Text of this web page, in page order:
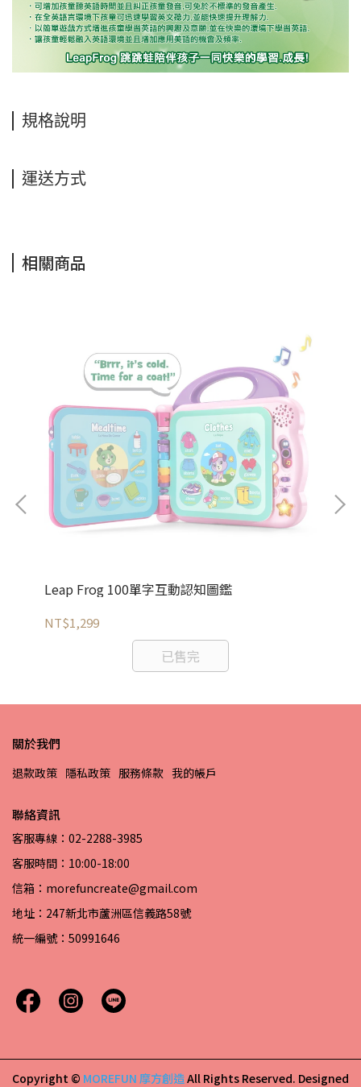
規格說明
運送方式
相關商品
Leap Frog 100單字互動認知圖鑑
NT$1,299
已售完
關於我們
退款政策 隱私政策 服務條款 我的帳戶
聯絡資訊
客服專線：02-2288-3985
客服時間：10:00-18:00
信箱：morefuncreate@gmail.com
地址：247新北市蘆洲區信義路58號
統一編號：50991646
Copyright © MOREFUN 摩方創造All Rights Reserved. Designed